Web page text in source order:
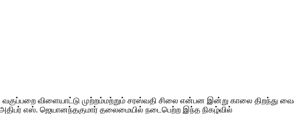
வகுப்பறை விளையாட்டு முற்றம்மற்றும் சரஸ்வதி சிலை என்பன இன்று காலை திறந்து
எஸ். ஜெயானந்தகுமார் தலைமையில் நடைபெற்ற இந்த நிகழ்வில்